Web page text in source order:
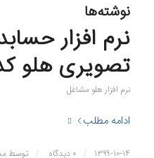
نوشته‌ها
نرم افزار
تصویری هلو کد
نرم افزار هلو مشاغل
ادامه مطلب
۱۳۹۹-۱۰-۱۴ / ۰ دیدگاه / توسط